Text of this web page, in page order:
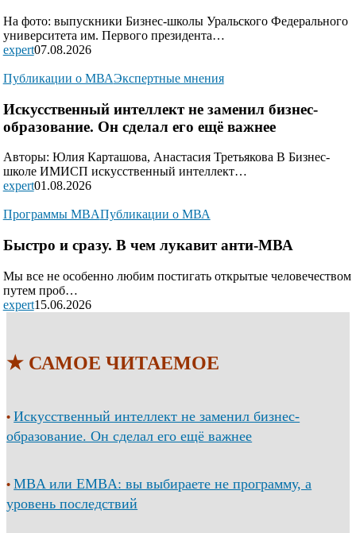
На фото: выпускники Бизнес-школы Уральского Федерального
университета им. Первого президента…
expert07.08.2026
Публикации о МВАЭкспертные мнения
Искусственный интеллект не заменил бизнес-
образование. Он сделал его ещё важнее
Авторы: Юлия Карташова, Анастасия Третьякова В Бизнес-
школе ИМИСП искусственный интеллект…
expert01.08.2026
Программы MBAПубликации о МВА
Быстро и сразу. В чем лукавит анти-МВА
Мы все не особенно любим постигать открытые человечеством
путем проб…
expert15.06.2026
★ САМОЕ ЧИТАЕМОЕ
• Искусственный интеллект не заменил бизнес-
образование. Он сделал его ещё важнее
• MBA или EMBA: вы выбираете не программу, а
уровень последствий